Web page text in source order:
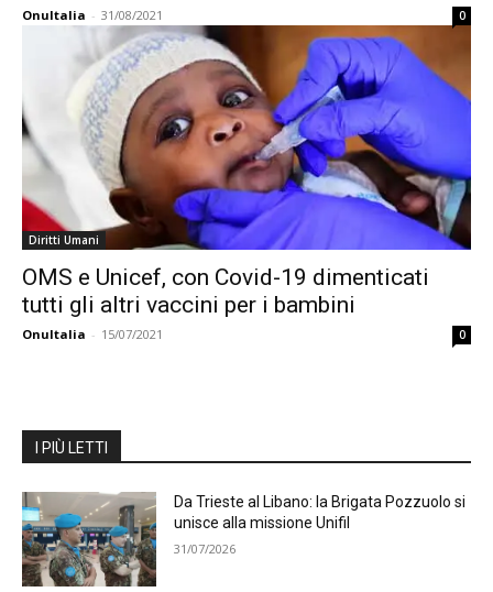
OnuItalia - 31/08/2021 0
Diritti Umani
OMS e Unicef, con Covid-19 dimenticati
tutti gli altri vaccini per i bambini
OnuItalia - 15/07/2021 0
I PIÙ LETTI
Da Trieste al Libano: la Brigata Pozzuolo si
unisce alla missione Unifil
31/07/2026